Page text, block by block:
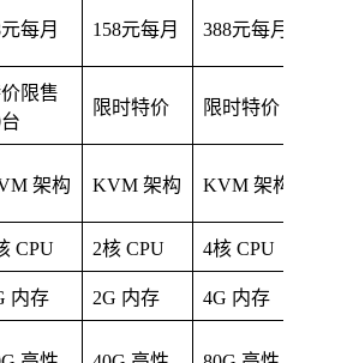
每月 158元每月 388元每月
限售
限时特价 限时特价
架构 KVM 架构 KVM 架构
CPU 2核 CPU 4核 CPU
内存 2G 内存 4G 内存